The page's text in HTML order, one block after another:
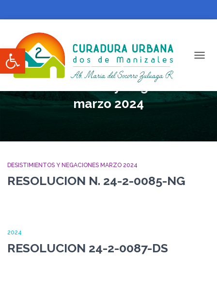
Abrir barra de herramientas
Desistimientos y Negaciones
marzo 2024
DESISTIMIENTOS Y NEGACIONES MARZO 2024
RESOLUCION N. 24-2-0085-NG
2024
RESOLUCION 24-2-0087-DS